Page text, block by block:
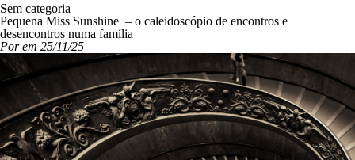
Sem categoria
Pequena Miss Sunshine – o caleidoscópio de encontros e
desencontros numa família
Por em 25/11/25